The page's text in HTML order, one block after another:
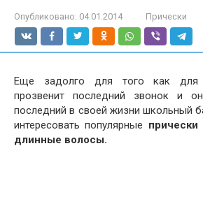
Опубликовано: 04.01.2014 Прически
Еще задолго для того как для
прозвенит последний звонок и
последний в своей жизни школьный
интересовать популярные
длинные волосы.